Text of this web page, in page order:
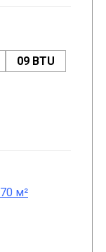
09 BTU
70 м²